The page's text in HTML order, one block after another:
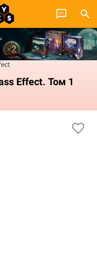
Effect. Том 1